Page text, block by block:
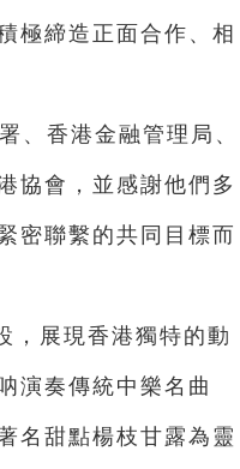
極締造正面合作、相
、香港金融管理局、
協會，並感謝他們多
密聯繫的共同目標而
，展現香港獨特的動
演奏傳統中樂名曲
名甜點楊枝甘露為靈